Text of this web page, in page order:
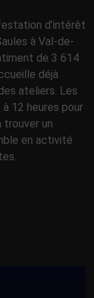
d’intérêt
à Val-de-
de 3 614
déjà
ateliers. Les
12 heures pour
trouver un
en activité